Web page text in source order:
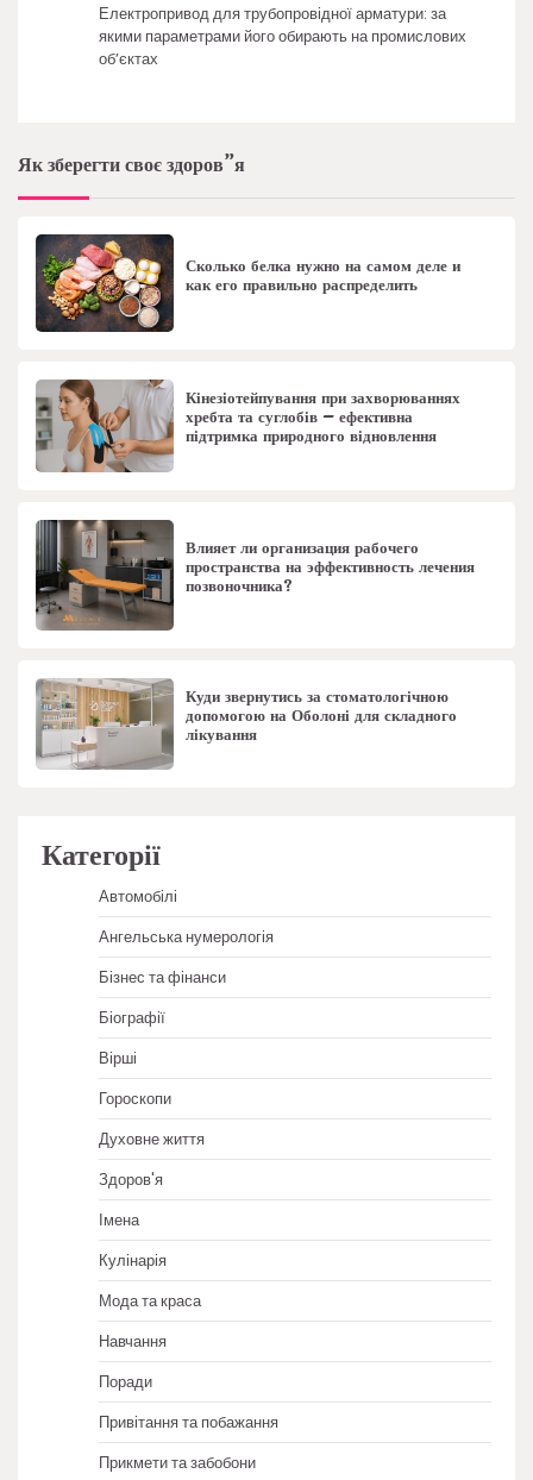
Електропривод для трубопровідної арматури: за
якими параметрами його обирають на промислових
об’єктах
Як зберегти своє здоров”я
Сколько белка нужно на самом деле и
как его правильно распределить
Кінезіотейпування при захворюваннях
хребта та суглобів – ефективна
підтримка природного відновлення
Влияет ли организация рабочего
пространства на эффективность лечения
позвоночника?
Куди звернутись за стоматологічною
допомогою на Оболоні для складного
лікування
Категорії
Автомобілі
Ангельська нумерологія
Бізнес та фінанси
Біографії
Вірші
Гороскопи
Духовне життя
Здоров'я
Імена
Кулінарія
Мода та краса
Навчання
Поради
Привітання та побажання
Прикмети та забобони